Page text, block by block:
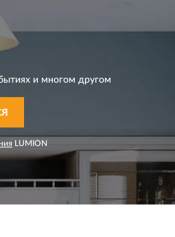
и многом другом
LUMION